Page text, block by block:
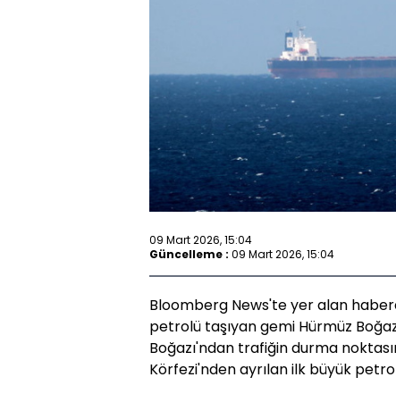
09 Mart 2026, 15:04
Güncelleme : 09 Mart 2026, 15:04
Bloomberg News'te yer alan
petrolü taşıyan gemi Hürmüz
Boğazı'ndan trafiğin durma
Körfezi'nden ayrılan ilk büyük